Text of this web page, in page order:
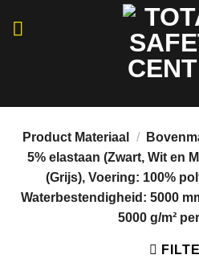
Momenteel hebben wij aangepaste
Product Materiaal /
5% elastaan (Zwart, Wit en
(Grijs), Voering: 100%
Waterbestendigheid: 5000
5000 g/m²